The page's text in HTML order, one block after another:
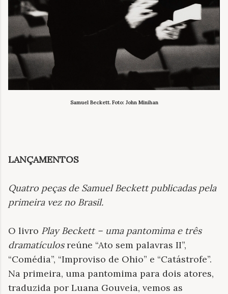
Samuel Beckett. Foto: John Minihan
LANÇAMENTOS
Quatro peças de Samuel Beckett publicadas pela
primeira vez no Brasil.
O livro Play Beckett – uma pantomima e três
dramatículosreúne “Ato sem palavras II”,
“Comédia”, “Improviso de Ohio” e “Catástrofe”.
Na primeira, uma pantomima para dois atores,
traduzida por Luana Gouveia, vemos as